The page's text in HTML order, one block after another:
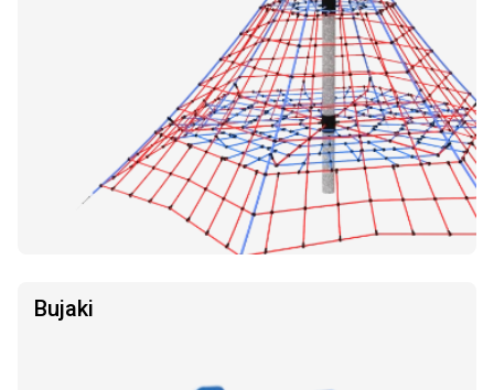
Bujaki